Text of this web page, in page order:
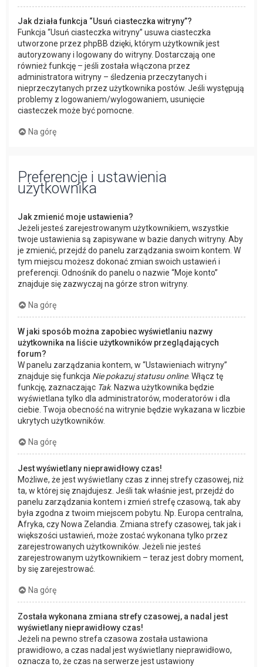
Jak działa funkcja “Usuń ciasteczka witryny”?
Funkcja “Usuń ciasteczka witryny” usuwa ciasteczka
utworzone przez phpBB dzięki, którym użytkownik jest
autoryzowany i logowany do witryny. Dostarczają one
również funkcję – jeśli została włączona przez
administratora witryny – śledzenia przeczytanych i
nieprzeczytanych przez użytkownika postów. Jeśli występują
problemy z logowaniem/wylogowaniem, usunięcie
ciasteczek może być pomocne.
Na górę
Preferencje i ustawienia
użytkownika
Jak zmienić moje ustawienia?
Jeżeli jesteś zarejestrowanym użytkownikiem, wszystkie
twoje ustawienia są zapisywane w bazie danych witryny. Aby
je zmienić, przejdź do panelu zarządzania swoim kontem. W
tym miejscu możesz dokonać zmian swoich ustawień i
preferencji. Odnośnik do panelu o nazwie “Moje konto”
znajduje się zazwyczaj na górze stron witryny.
Na górę
W jaki sposób można zapobiec wyświetlaniu nazwy
użytkownika na liście użytkowników przeglądających
forum?
W panelu zarządzania kontem, w “Ustawieniach witryny”
znajduje się funkcja Nie pokazuj statusu online. Włącz tę
funkcję, zaznaczając Tak. Nazwa użytkownika będzie
wyświetlana tylko dla administratorów, moderatorów i dla
ciebie. Twoja obecność na witrynie będzie wykazana w liczbie
ukrytych użytkowników.
Na górę
Jest wyświetlany nieprawidłowy czas!
Możliwe, że jest wyświetlany czas z innej strefy czasowej, niż
ta, w której się znajdujesz. Jeśli tak właśnie jest, przejdź do
panelu zarządzania kontem i zmień strefę czasową, tak aby
była zgodna z twoim miejscem pobytu. Np. Europa centralna,
Afryka, czy Nowa Zelandia. Zmiana strefy czasowej, tak jak i
większości ustawień, może zostać wykonana tylko przez
zarejestrowanych użytkowników. Jeżeli nie jesteś
zarejestrowanym użytkownikiem – teraz jest dobry moment,
by się zarejestrować.
Na górę
Została wykonana zmiana strefy czasowej, a nadal jest
wyświetlany nieprawidłowy czas!
Jeżeli na pewno strefa czasowa została ustawiona
prawidłowo, a czas nadal jest wyświetlany nieprawidłowo,
oznacza to, że czas na serwerze jest ustawiony